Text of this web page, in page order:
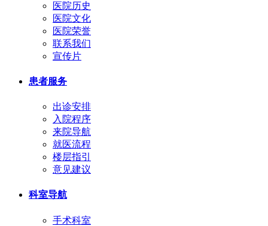
医院历史
医院文化
医院荣誉
联系我们
宣传片
患者服务
出诊安排
入院程序
来院导航
就医流程
楼层指引
意见建议
科室导航
手术科室